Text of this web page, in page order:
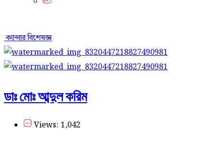
ক্যান্সার বিশেষজ্ঞ
ডাঃ মোঃ আব্দুল করিম
Views: 1,042